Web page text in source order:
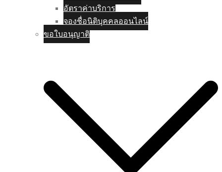
อัตราค่าบริการ
จองชื่อนิติบุคคลออนไลน์
ขอใบอนุญาติ